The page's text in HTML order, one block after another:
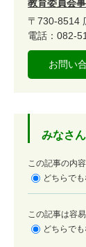
教育委員会
〒730-8514
電話：082-
お問い
みなさ
満
足
この記事の内
どちらで
容
易
この記事は容
どちらで